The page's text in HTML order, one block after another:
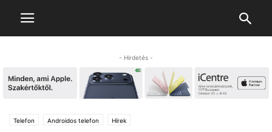
- Hirdetés -
Telefon Androidos telefon Hírek